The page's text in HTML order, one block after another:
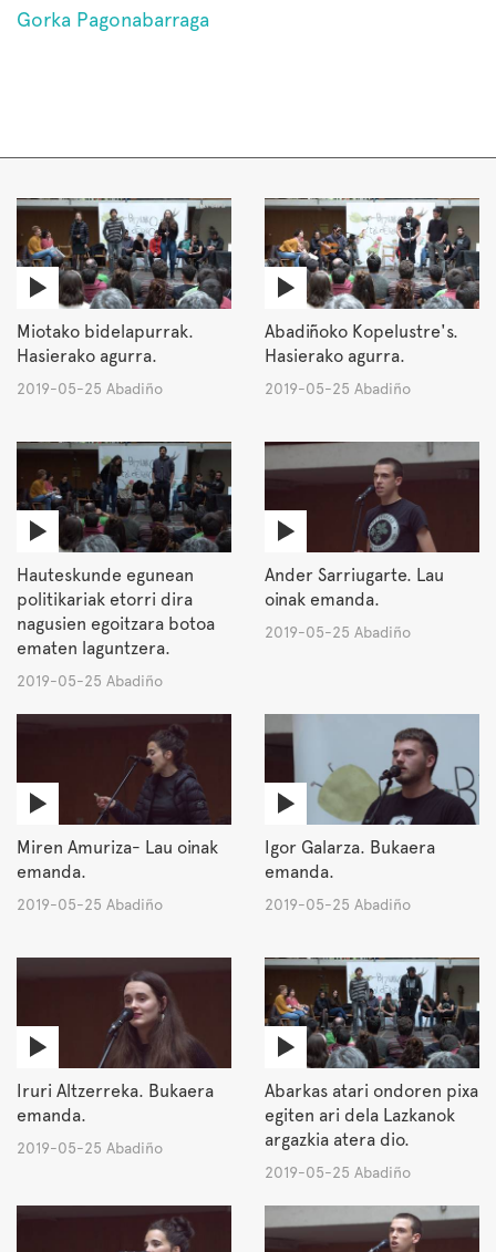
Gorka Pagonabarraga
Miotako bidelapurrak.
Hasierako agurra.
2019-05-25 Abadiño
Abadiñoko Kopelustre's.
Hasierako agurra.
2019-05-25 Abadiño
Hauteskunde egunean
politikariak etorri dira
nagusien egoitzara botoa
ematen laguntzera.
2019-05-25 Abadiño
Ander Sarriugarte. Lau
oinak emanda.
2019-05-25 Abadiño
Miren Amuriza- Lau oinak
emanda.
2019-05-25 Abadiño
Igor Galarza. Bukaera
emanda.
2019-05-25 Abadiño
Iruri Altzerreka. Bukaera
emanda.
2019-05-25 Abadiño
Abarkas atari ondoren pixa
egiten ari dela Lazkanok
argazkia atera dio.
2019-05-25 Abadiño